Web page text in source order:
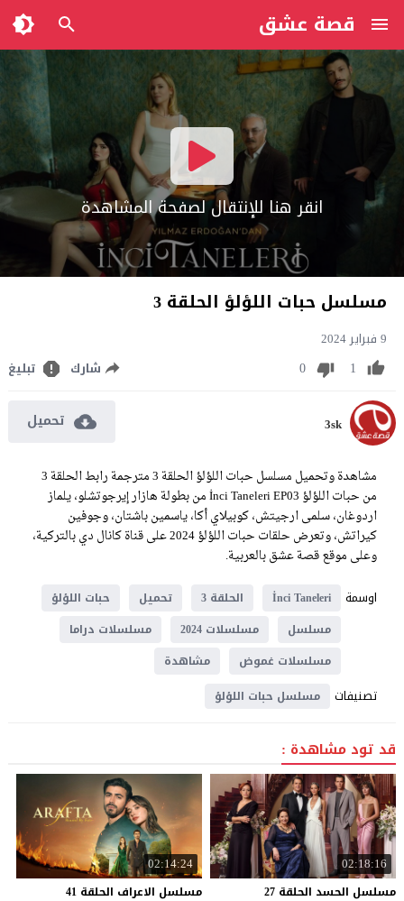
قصة عشق
انقر هنا للإنتقال لصفحة المشاهدة
مسلسل حبات اللؤلؤ الحلقة 3
9 فبراير 2024
1
0 شارك تبليغ
3sk تحميل
مشاهدة وتحميل مسلسل حبات اللؤلؤ الحلقة 3 مترجمة رابط الحلقة 3
من حبات اللؤلؤ İnci Taneleri EP03 من بطولة هازار إيرجوتشلو، يلماز
اردوغان، سلمى ارجيتش، كوبيلاي أكا، ياسمين باشتان، وجوفين
كيراتش، وتعرض حلقات حبات اللؤلؤ 2024 على قناة كانال دي بالتركية،
وعلى موقع قصة عشق بالعربية.
اوسمة
İnci Taneleri الحلقة 3 تحميل
حبات اللؤلؤ
مسلسل
مسلسلات 2024
مسلسلات دراما
مسلسلات غموض
مشاهدة
تصنيفات مسلسل حبات اللؤلؤ
قد تود مشاهدة :
02:18:16
مسلسل الحسد الحلقة 27
02:14:24
مسلسل الاعراف الحلقة 41